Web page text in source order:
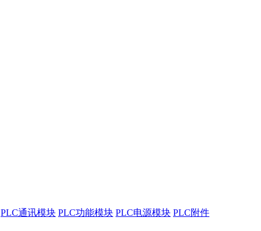
PLC通讯模块 PLC功能模块 PLC电源模块 PLC附件